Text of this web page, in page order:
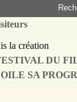
la création
DU
SA